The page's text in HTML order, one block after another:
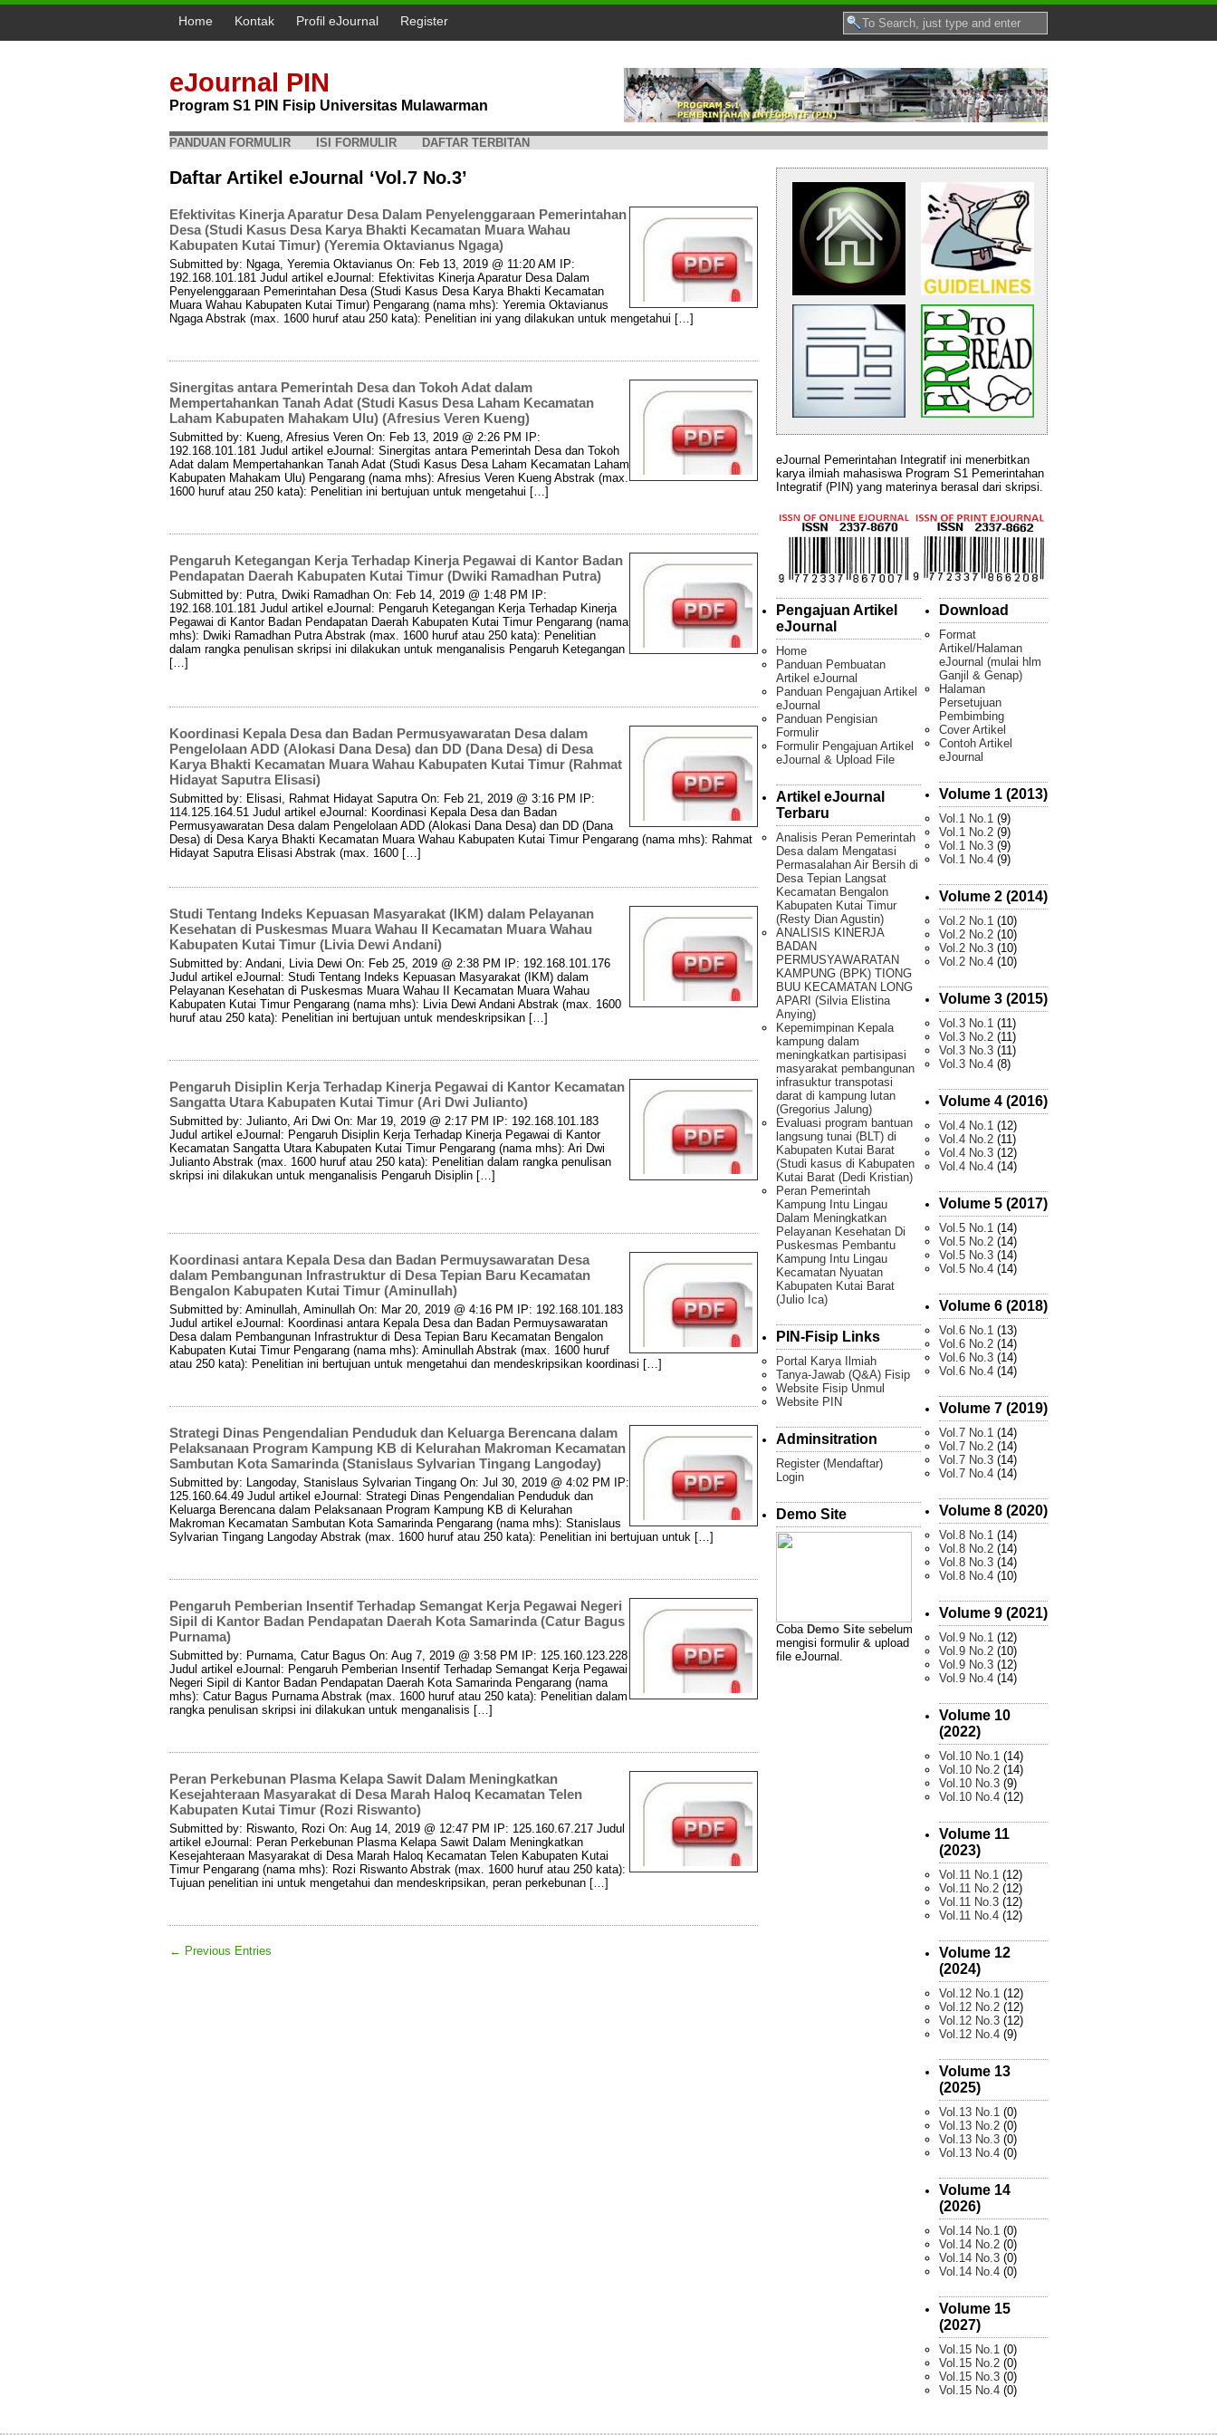
Home Kontak Profil eJournal Register
eJournal PIN
Program S1 PIN Fisip Universitas Mulawarman
PANDUAN FORMULIR ISI FORMULIR DAFTAR TERBITAN
Daftar Artikel eJournal ‘Vol.7 No.3’
Efektivitas Kinerja Aparatur Desa Dalam Penyelenggaraan Pemerintahan
Desa (Studi Kasus Desa Karya Bhakti Kecamatan Muara Wahau
Kabupaten Kutai Timur) (Yeremia Oktavianus Ngaga)
Submitted by: Ngaga, Yeremia Oktavianus On: Feb 13, 2019 @ 11:20 AM IP:
192.168.101.181 Judul artikel eJournal: Efektivitas Kinerja Aparatur Desa Dalam
Penyelenggaraan Pemerintahan Desa (Studi Kasus Desa Karya Bhakti Kecamatan
Muara Wahau Kabupaten Kutai Timur) Pengarang (nama mhs): Yeremia Oktavianus
Ngaga Abstrak (max. 1600 huruf atau 250 kata): Penelitian ini yang dilakukan untuk mengetahui […]
Sinergitas antara Pemerintah Desa dan Tokoh Adat dalam
Mempertahankan Tanah Adat (Studi Kasus Desa Laham Kecamatan
Laham Kabupaten Mahakam Ulu) (Afresius Veren Kueng)
Submitted by: Kueng, Afresius Veren On: Feb 13, 2019 @ 2:26 PM IP:
192.168.101.181 Judul artikel eJournal: Sinergitas antara Pemerintah Desa dan Tokoh
Adat dalam Mempertahankan Tanah Adat (Studi Kasus Desa Laham Kecamatan Laham
Kabupaten Mahakam Ulu) Pengarang (nama mhs): Afresius Veren Kueng Abstrak (max.
1600 huruf atau 250 kata): Penelitian ini bertujuan untuk mengetahui […]
Pengaruh Ketegangan Kerja Terhadap Kinerja Pegawai di Kantor Badan
Pendapatan Daerah Kabupaten Kutai Timur (Dwiki Ramadhan Putra)
Submitted by: Putra, Dwiki Ramadhan On: Feb 14, 2019 @ 1:48 PM IP:
192.168.101.181 Judul artikel eJournal: Pengaruh Ketegangan Kerja Terhadap Kinerja
Pegawai di Kantor Badan Pendapatan Daerah Kabupaten Kutai Timur Pengarang (nama
mhs): Dwiki Ramadhan Putra Abstrak (max. 1600 huruf atau 250 kata): Penelitian
dalam rangka penulisan skripsi ini dilakukan untuk menganalisis Pengaruh Ketegangan
[…]
Koordinasi Kepala Desa dan Badan Permusyawaratan Desa dalam
Pengelolaan ADD (Alokasi Dana Desa) dan DD (Dana Desa) di Desa
Karya Bhakti Kecamatan Muara Wahau Kabupaten Kutai Timur (Rahmat
Hidayat Saputra Elisasi)
Submitted by: Elisasi, Rahmat Hidayat Saputra On: Feb 21, 2019 @ 3:16 PM IP:
114.125.164.51 Judul artikel eJournal: Koordinasi Kepala Desa dan Badan
Permusyawaratan Desa dalam Pengelolaan ADD (Alokasi Dana Desa) dan DD (Dana
Desa) di Desa Karya Bhakti Kecamatan Muara Wahau Kabupaten Kutai Timur Pengarang (nama mhs): Rahmat
Hidayat Saputra Elisasi Abstrak (max. 1600 […]
Studi Tentang Indeks Kepuasan Masyarakat (IKM) dalam Pelayanan
Kesehatan di Puskesmas Muara Wahau II Kecamatan Muara Wahau
Kabupaten Kutai Timur (Livia Dewi Andani)
Submitted by: Andani, Livia Dewi On: Feb 25, 2019 @ 2:38 PM IP: 192.168.101.176
Judul artikel eJournal: Studi Tentang Indeks Kepuasan Masyarakat (IKM) dalam
Pelayanan Kesehatan di Puskesmas Muara Wahau II Kecamatan Muara Wahau
Kabupaten Kutai Timur Pengarang (nama mhs): Livia Dewi Andani Abstrak (max. 1600
huruf atau 250 kata): Penelitian ini bertujuan untuk mendeskripsikan […]
Pengaruh Disiplin Kerja Terhadap Kinerja Pegawai di Kantor Kecamatan
Sangatta Utara Kabupaten Kutai Timur (Ari Dwi Julianto)
Submitted by: Julianto, Ari Dwi On: Mar 19, 2019 @ 2:17 PM IP: 192.168.101.183
Judul artikel eJournal: Pengaruh Disiplin Kerja Terhadap Kinerja Pegawai di Kantor
Kecamatan Sangatta Utara Kabupaten Kutai Timur Pengarang (nama mhs): Ari Dwi
Julianto Abstrak (max. 1600 huruf atau 250 kata): Penelitian dalam rangka penulisan
skripsi ini dilakukan untuk menganalisis Pengaruh Disiplin […]
Koordinasi antara Kepala Desa dan Badan Permuysawaratan Desa
dalam Pembangunan Infrastruktur di Desa Tepian Baru Kecamatan
Bengalon Kabupaten Kutai Timur (Aminullah)
Submitted by: Aminullah, Aminullah On: Mar 20, 2019 @ 4:16 PM IP: 192.168.101.183
Judul artikel eJournal: Koordinasi antara Kepala Desa dan Badan Permuysawaratan
Desa dalam Pembangunan Infrastruktur di Desa Tepian Baru Kecamatan Bengalon
Kabupaten Kutai Timur Pengarang (nama mhs): Aminullah Abstrak (max. 1600 huruf
atau 250 kata): Penelitian ini bertujuan untuk mengetahui dan mendeskripsikan koordinasi […]
Strategi Dinas Pengendalian Penduduk dan Keluarga Berencana dalam
Pelaksanaan Program Kampung KB di Kelurahan Makroman Kecamatan
Sambutan Kota Samarinda (Stanislaus Sylvarian Tingang Langoday)
Submitted by: Langoday, Stanislaus Sylvarian Tingang On: Jul 30, 2019 @ 4:02 PM IP:
125.160.64.49 Judul artikel eJournal: Strategi Dinas Pengendalian Penduduk dan
Keluarga Berencana dalam Pelaksanaan Program Kampung KB di Kelurahan
Makroman Kecamatan Sambutan Kota Samarinda Pengarang (nama mhs): Stanislaus
Sylvarian Tingang Langoday Abstrak (max. 1600 huruf atau 250 kata): Penelitian ini bertujuan untuk […]
Pengaruh Pemberian Insentif Terhadap Semangat Kerja Pegawai Negeri
Sipil di Kantor Badan Pendapatan Daerah Kota Samarinda (Catur Bagus
Purnama)
Submitted by: Purnama, Catur Bagus On: Aug 7, 2019 @ 3:58 PM IP: 125.160.123.228
Judul artikel eJournal: Pengaruh Pemberian Insentif Terhadap Semangat Kerja Pegawai
Negeri Sipil di Kantor Badan Pendapatan Daerah Kota Samarinda Pengarang (nama
mhs): Catur Bagus Purnama Abstrak (max. 1600 huruf atau 250 kata): Penelitian dalam
rangka penulisan skripsi ini dilakukan untuk menganalisis […]
Peran Perkebunan Plasma Kelapa Sawit Dalam Meningkatkan
Kesejahteraan Masyarakat di Desa Marah Haloq Kecamatan Telen
Kabupaten Kutai Timur (Rozi Riswanto)
Submitted by: Riswanto, Rozi On: Aug 14, 2019 @ 12:47 PM IP: 125.160.67.217 Judul
artikel eJournal: Peran Perkebunan Plasma Kelapa Sawit Dalam Meningkatkan
Kesejahteraan Masyarakat di Desa Marah Haloq Kecamatan Telen Kabupaten Kutai
Timur Pengarang (nama mhs): Rozi Riswanto Abstrak (max. 1600 huruf atau 250 kata):
Tujuan penelitian ini untuk mengetahui dan mendeskripsikan, peran perkebunan […]
← Previous Entries
eJournal Pemerintahan Integratif ini menerbitkan
karya ilmiah mahasiswa Program S1 Pemerintahan
Integratif (PIN) yang materinya berasal dari skripsi.
Pengajuan Artikel
eJournal
Home
Panduan Pembuatan
Artikel eJournal
Panduan Pengajuan Artikel
eJournal
Panduan Pengisian
Formulir
Formulir Pengajuan Artikel
eJournal & Upload File
Artikel eJournal
Terbaru
Analisis Peran Pemerintah
Desa dalam Mengatasi
Permasalahan Air Bersih di
Desa Tepian Langsat
Kecamatan Bengalon
Kabupaten Kutai Timur
(Resty Dian Agustin)
ANALISIS KINERJA
BADAN
PERMUSYAWARATAN
KAMPUNG (BPK) TIONG
BUU KECAMATAN LONG
APARI (Silvia Elistina
Anying)
Kepemimpinan Kepala
kampung dalam
meningkatkan partisipasi
masyarakat pembangunan
infrasuktur transpotasi
darat di kampung lutan
(Gregorius Jalung)
Evaluasi program bantuan
langsung tunai (BLT) di
Kabupaten Kutai Barat
(Studi kasus di Kabupaten
Kutai Barat (Dedi Kristian)
Peran Pemerintah
Kampung Intu Lingau
Dalam Meningkatkan
Pelayanan Kesehatan Di
Puskesmas Pembantu
Kampung Intu Lingau
Kecamatan Nyuatan
Kabupaten Kutai Barat
(Julio Ica)
PIN-Fisip Links
Portal Karya Ilmiah
Tanya-Jawab (Q&A) Fisip
Website Fisip Unmul
Website PIN
Adminsitration
Register (Mendaftar)
Login
Demo Site
Coba Demo Site sebelum
mengisi formulir & upload
file eJournal.
Download
Format
Artikel/Halaman
eJournal (mulai hlm
Ganjil & Genap)
Halaman
Persetujuan
Pembimbing
Cover Artikel
Contoh Artikel
eJournal
Volume 1 (2013)
Vol.1 No.1 (9)
Vol.1 No.2 (9)
Vol.1 No.3 (9)
Vol.1 No.4 (9)
Volume 2 (2014)
Vol.2 No.1 (10)
Vol.2 No.2 (10)
Vol.2 No.3 (10)
Vol.2 No.4 (10)
Volume 3 (2015)
Vol.3 No.1 (11)
Vol.3 No.2 (11)
Vol.3 No.3 (11)
Vol.3 No.4 (8)
Volume 4 (2016)
Vol.4 No.1 (12)
Vol.4 No.2 (11)
Vol.4 No.3 (12)
Vol.4 No.4 (14)
Volume 5 (2017)
Vol.5 No.1 (14)
Vol.5 No.2 (14)
Vol.5 No.3 (14)
Vol.5 No.4 (14)
Volume 6 (2018)
Vol.6 No.1 (13)
Vol.6 No.2 (14)
Vol.6 No.3 (14)
Vol.6 No.4 (14)
Volume 7 (2019)
Vol.7 No.1 (14)
Vol.7 No.2 (14)
Vol.7 No.3 (14)
Vol.7 No.4 (14)
Volume 8 (2020)
Vol.8 No.1 (14)
Vol.8 No.2 (14)
Vol.8 No.3 (14)
Vol.8 No.4 (10)
Volume 9 (2021)
Vol.9 No.1 (12)
Vol.9 No.2 (10)
Vol.9 No.3 (12)
Vol.9 No.4 (14)
Volume 10
(2022)
Vol.10 No.1 (14)
Vol.10 No.2 (14)
Vol.10 No.3 (9)
Vol.10 No.4 (12)
Volume 11
(2023)
Vol.11 No.1 (12)
Vol.11 No.2 (12)
Vol.11 No.3 (12)
Vol.11 No.4 (12)
Volume 12
(2024)
Vol.12 No.1 (12)
Vol.12 No.2 (12)
Vol.12 No.3 (12)
Vol.12 No.4 (9)
Volume 13
(2025)
Vol.13 No.1 (0)
Vol.13 No.2 (0)
Vol.13 No.3 (0)
Vol.13 No.4 (0)
Volume 14
(2026)
Vol.14 No.1 (0)
Vol.14 No.2 (0)
Vol.14 No.3 (0)
Vol.14 No.4 (0)
Volume 15
(2027)
Vol.15 No.1 (0)
Vol.15 No.2 (0)
Vol.15 No.3 (0)
Vol.15 No.4 (0)